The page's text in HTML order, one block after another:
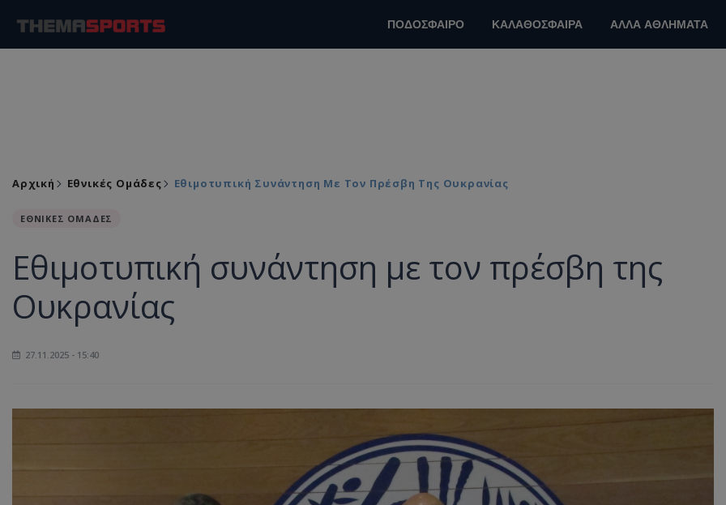
ΠΟΔΟΣΦΑΙΡΟ ΚΑΛΑΘΟΣΦΑΙΡΑ ΑΛΛΑ ΑΘΛΗΜΑΤΑ
Αρχική Εθνικές Ομάδες Εθιμοτυπική Συνάντηση Με Τον Πρέσβη Της Ουκρανίας
ΕΘΝΙΚΕΣ ΟΜΑΔΕΣ
Εθιμοτυπική συνάντηση με τον πρέσβη της
Ουκρανίας
27.11.2025 - 15:40